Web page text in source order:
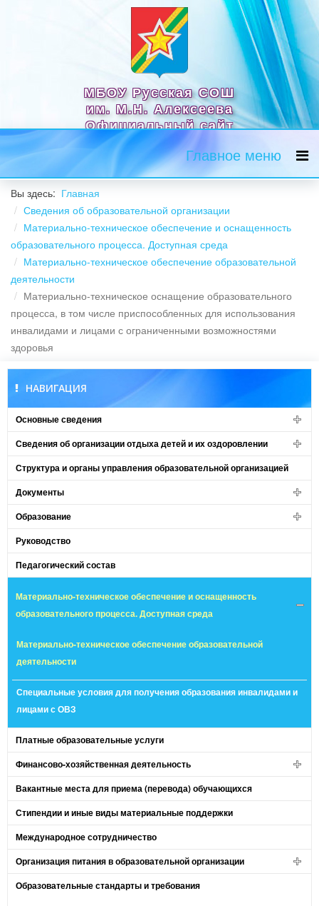
МБОУ Русская СОШ
им. М.Н. Алексеева
Официальный сайт
Главное меню
Вы здесь: Главная
Сведения об образовательной организации
Материально-техническое обеспечение и оснащенность
образовательного процесса. Доступная среда
Материально-техническое обеспечение образовательной
деятельности
Материально-техническое оснащение образовательного
процесса, в том числе приспособленных для использования
инвалидами и лицами с ограниченными возможностями
здоровья
НАВИГАЦИЯ
Основные сведения
Сведения об организации отдыха детей и их оздоровлении
Структура и органы управления образовательной организацией
Документы
Образование
Руководство
Педагогический состав
Материально-техническое обеспечение и оснащенность
образовательного процесса. Доступная среда
Материально-техническое обеспечение образовательной
деятельности
Специальные условия для получения образования инвалидами и
лицами с ОВЗ
Платные образовательные услуги
Финансово-хозяйственная деятельность
Вакантные места для приема (перевода) обучающихся
Стипендии и иные виды материальные поддержки
Международное сотрудничество
Организация питания в образовательной организации
Образовательные стандарты и требования